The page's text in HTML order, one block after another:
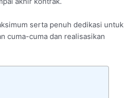
serta penuh dedikasi untuk
cuma-cuma dan realisasikan